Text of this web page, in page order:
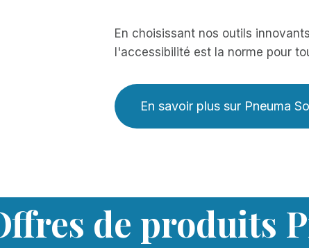
En choisissant nos outils
l'accessibilité est la norme pour
En savoir plus sur Pneuma
de produits